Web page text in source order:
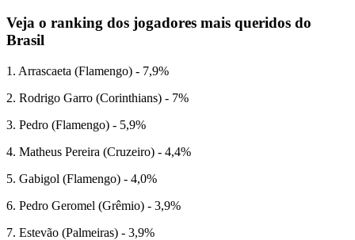
Veja o ranking dos jogadores mais queridos do
Brasil
1. Arrascaeta (Flamengo) - 7,9%
2. Rodrigo Garro (Corinthians) - 7%
3. Pedro (Flamengo) - 5,9%
4. Matheus Pereira (Cruzeiro) - 4,4%
5. Gabigol (Flamengo) - 4,0%
6. Pedro Geromel (Grêmio) - 3,9%
7. Estevão (Palmeiras) - 3,9%